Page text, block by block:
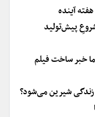
آینده
پیش‌تولید
خبر ساخت فیلم
شیرین می‌شود؟